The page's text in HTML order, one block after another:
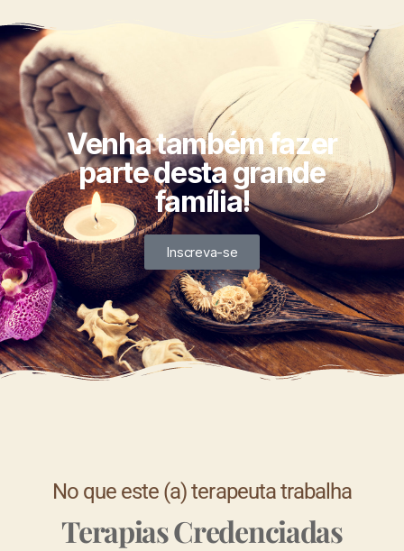
Venha também fazer
parte desta grande
família!
Inscreva-se
No que este (a) terapeuta trabalha
Terapias Credenciadas